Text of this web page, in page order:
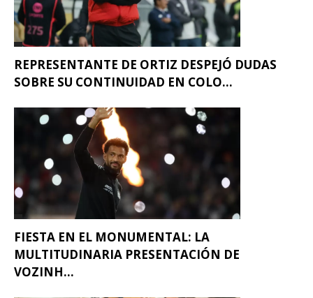
REPRESENTANTE DE ORTIZ DESPEJÓ DUDAS
SOBRE SU CONTINUIDAD EN COLO...
FIESTA EN EL MONUMENTAL: LA
MULTITUDINARIA PRESENTACIÓN DE
VOZINH...